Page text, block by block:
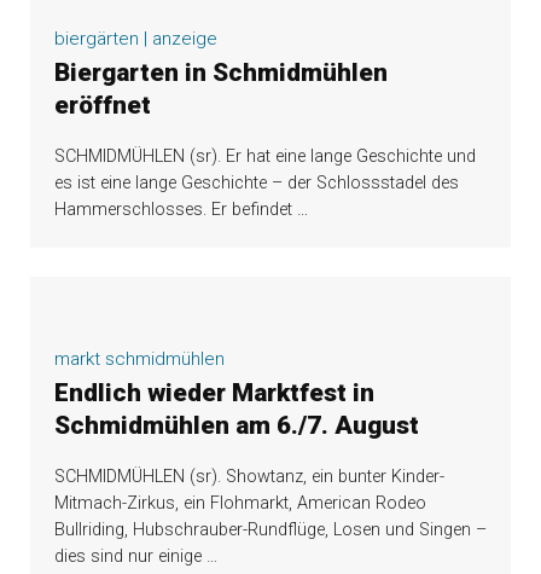
biergärten | anzeige
Biergarten in Schmidmühlen
eröffnet
SCHMIDMÜHLEN (sr). Er hat eine lange Geschichte und
es ist eine lange Geschichte – der Schlossstadel des
Hammerschlosses. Er befindet …
markt schmidmühlen
Endlich wieder Marktfest in
Schmidmühlen am 6./7. August
SCHMIDMÜHLEN (sr). Showtanz, ein bunter Kinder-
Mitmach-Zirkus, ein Flohmarkt, American Rodeo
Bullriding, Hubschrauber-Rundflüge, Losen und Singen –
dies sind nur einige …